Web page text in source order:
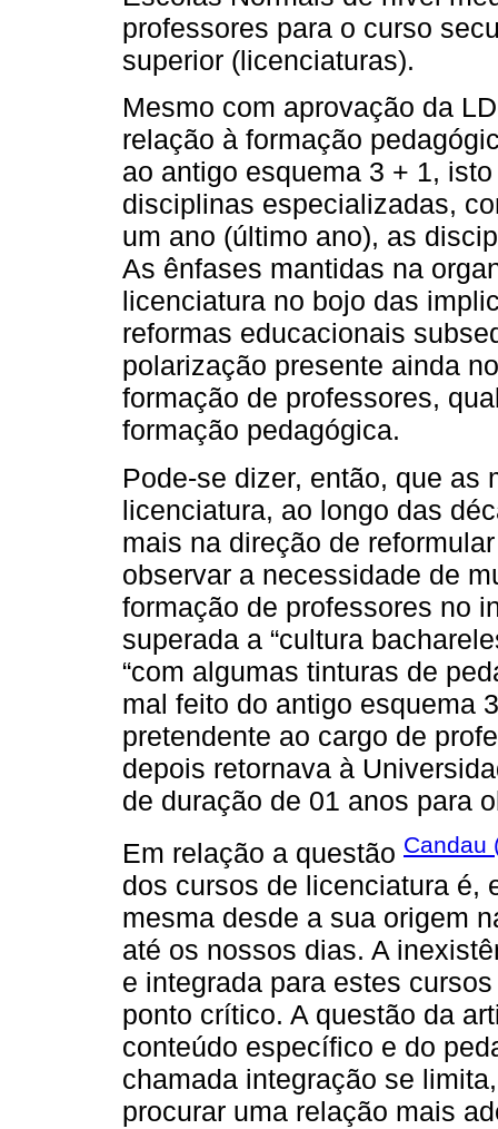
professores para o curso
superior (licenciaturas).
Mesmo com aprovação da
relação à formação
ao antigo esquema 3 + 1,
disciplinas especializadas,
um ano (último ano), as
As ênfases mantidas na
licenciatura no bojo das
reformas educacionais
polarização presente ainda
formação de professores,
formação pedagógica.
Pode-se dizer, então, que as
licenciatura, ao longo das
mais na direção de
observar a necessidade de
formação de professores no
superada a “cultura
“com algumas tinturas de
mal feito do antigo esquema
pretendente ao cargo de
depois retornava à
de duração de 01 anos para
Em relação a questão Candau
dos cursos de licenciatura é,
mesma desde a sua origem
até os nossos dias. A
e integrada para estes
ponto crítico. A questão da
conteúdo específico e do
chamada integração se
procurar uma relação mais